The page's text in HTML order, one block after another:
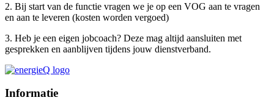
2. Bij start van de functie vragen we je op een VOG aan te vragen
en aan te leveren (kosten worden vergoed)
3. Heb je een eigen jobcoach? Deze mag altijd aansluiten met
gesprekken en aanblijven tijdens jouw dienstverband.
Informatie